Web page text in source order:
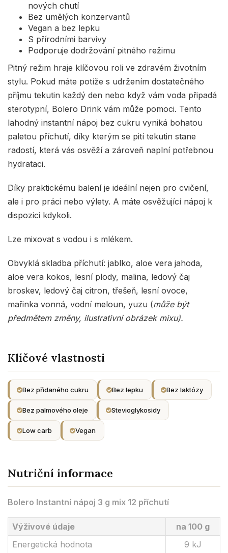
nových chutí
Bez umělých konzervantů
Vegan a bez lepku
S přírodními barvivy
Podporuje dodržování pitného režimu
Pitný režim hraje klíčovou roli ve zdravém životním
stylu. Pokud máte potíže s udržením dostatečného
příjmu tekutin každý den nebo když vám voda připadá
sterotypní, Bolero Drink vám může pomoci. Tento
lahodný instantní nápoj bez cukru vyniká bohatou
paletou příchutí, díky kterým se pití tekutin stane
radostí, která vás osvěží a zároveň naplní potřebnou
hydrataci.
Díky praktickému balení je ideální nejen pro cvičení,
ale i pro práci nebo výlety. A máte osvěžující nápoj k
dispozici kdykoli.
Lze mixovat s vodou i s mlékem.
Obvyklá skladba příchutí: jablko, aloe vera jahoda,
aloe vera kokos, lesní plody, malina, ledový čaj
broskev, ledový čaj citron, třešeň, lesní ovoce,
mařinka vonná, vodní meloun, yuzu (může být
předmětem změny, ilustrativní obrázek mixu).
Klíčové vlastnosti
Bez přidaného cukru Bez lepku Bez laktózy
Bez palmového oleje Stevioglykosidy
Low carb Vegan
Nutriční informace
Bolero Instantní nápoj 3 g mix 12 příchutí
Výživové údaje
na 100 g
Energetická hodnota
9 kJ